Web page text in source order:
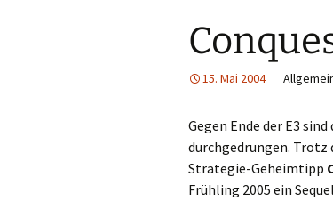
Xbox
PlayStation
Mobile
15. Mai 2004
Gegen Ende der E3
durchgedrungen.
Strategie-Geheimtipp
Frühling 2005 ein